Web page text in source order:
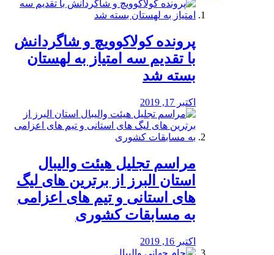
پرونده کولاکوویچ و شاگردانش
با تقدیم سه امتیاز به لهستان
بسته شد
اکتبر 17, 2019
مراسم تجلیل هیئت والیبال
استان البرز از برترین های لیگ
های استانی و تیم های اعزامی
به مسابقات کشوری
اکتبر 16, 2019